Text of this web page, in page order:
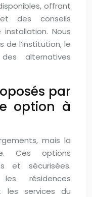
offrant
des conseils
Nous
de l’institution, le
alternatives
par
option à
mais la
Ces options
et sécurisées.
résidences
les services du